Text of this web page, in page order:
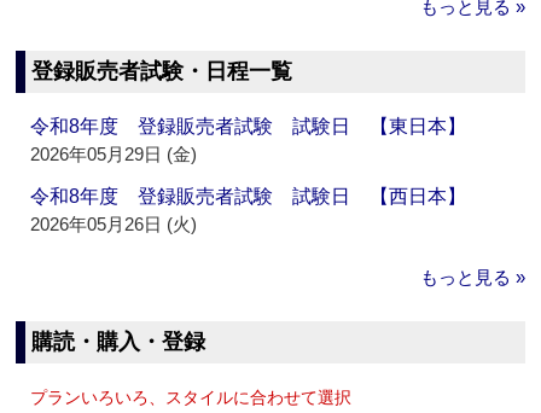
もっと見る »
登録販売者試験・日程一覧
令和8年度 登録販売者試験 試験日 【東日本】
2026年05月29日 (金)
令和8年度 登録販売者試験 試験日 【西日本】
2026年05月26日 (火)
もっと見る »
購読・購入・登録
プランいろいろ、スタイルに合わせて選択